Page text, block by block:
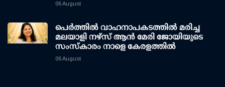
06 August
പെർത്തിൽ വാഹനാപകടത്തിൽ മരിച്ച
മലയാളി നഴ്സ് ആൻ മേരി ജോയിയുടെ
സംസ്കാരം നാളെ കേരളത്തിൽ
06 August